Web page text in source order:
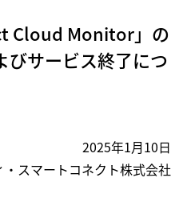
Cloud Monitor」の
びサービス終了につ
2025年1月10日
・スマートコネクト株式会社